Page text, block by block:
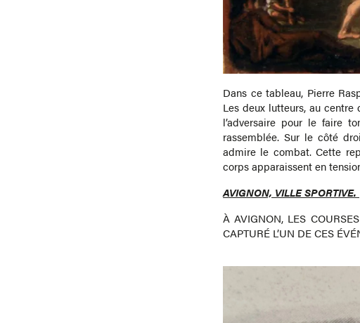
Dans ce tableau, Pierre
Les deux lutteurs, au
l’adversaire pour le faire
rassemblée. Sur le côté
admire le combat. Cette
corps apparaissent en
AVIGNON, VILLE SPORTIVE.
À AVIGNON, LES
CAPTURÉ L’UN DE CES